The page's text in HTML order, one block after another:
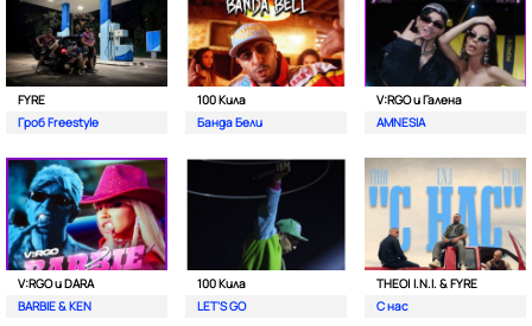
FYRE
Гроб Freestyle
100 Кила
Банда Бели
V:RGO и Галена
AMNESIA
V:RGO и DARA
BARBIE & KEN
100 Кила
LET'S GO
THEO| I.N.I. & FYRE
С нас